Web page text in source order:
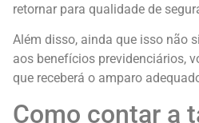
retornar para qualidade de
Além disso, ainda que isso não
aos benefícios previdenciários,
que receberá o amparo
Como contar a